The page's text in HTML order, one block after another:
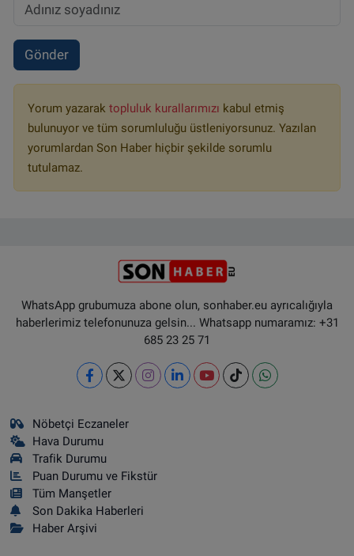
Gönder
Yorum yazarak topluluk kurallarımızı kabul etmiş
bulunuyor ve tüm sorumluluğu üstleniyorsunuz. Yazılan
yorumlardan Son Haber hiçbir şekilde sorumlu
tutulamaz.
WhatsApp grubumuza abone olun, sonhaber.eu ayrıcalığıyla
haberlerimiz telefonunuza gelsin... Whatsapp numaramız: +31
685 23 25 71
Nöbetçi Eczaneler
Hava Durumu
Trafik Durumu
Puan Durumu ve Fikstür
Tüm Manşetler
Son Dakika Haberleri
Haber Arşivi